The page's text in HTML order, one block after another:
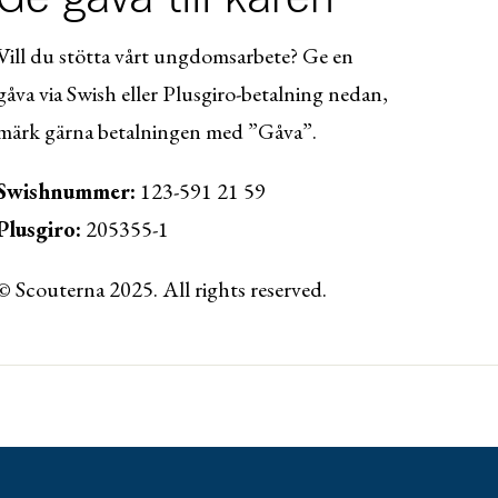
du stötta vårt ungdomsarbete? Ge en
via Swish eller Plusgiro-betalning nedan,
gärna betalningen med ”Gåva”.
123-591 21 59
205355-1
Scouterna 2025. All rights reserved.